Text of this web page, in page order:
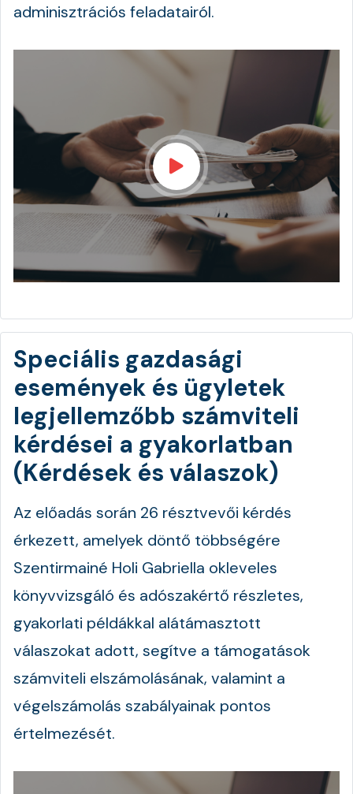
adminisztrációs feladatairól.
Speciális gazdasági
események és ügyletek
legjellemzőbb számviteli
kérdései a gyakorlatban
(Kérdések és válaszok)
Az előadás során 26 résztvevői kérdés
érkezett, amelyek döntő többségére
Szentirmainé Holi Gabriella okleveles
könyvvizsgáló és adószakértő részletes,
gyakorlati példákkal alátámasztott
válaszokat adott, segítve a támogatások
számviteli elszámolásának, valamint a
végelszámolás szabályainak pontos
értelmezését.